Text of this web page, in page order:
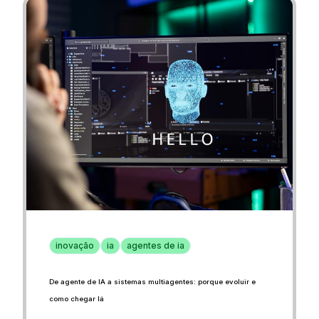
inovação ia agentes de ia
De agente de IA a sistemas multiagentes: porque evoluir e
como chegar lá